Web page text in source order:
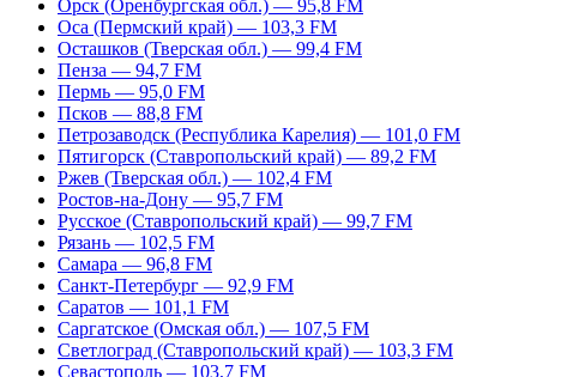
Орск (Оренбургская обл.) — 95,8 FM
Оса (Пермский край) — 103,3 FM
Осташков (Тверская обл.) — 99,4 FM
Пенза — 94,7 FM
Пермь — 95,0 FM
Псков — 88,8 FM
Петрозаводск (Республика Карелия) — 101,0 FM
Пятигорск (Ставропольский край) — 89,2 FM
Ржев (Тверская обл.) — 102,4 FM
Ростов-на-Дону — 95,7 FM
Русское (Ставропольский край) — 99,7 FM
Рязань — 102,5 FM
Самара — 96,8 FM
Санкт-Петербург — 92,9 FM
Саратов — 101,1 FM
Саргатское (Омская обл.) — 107,5 FM
Светлоград (Ставропольский край) — 103,3 FM
Севастополь — 103,7 FM